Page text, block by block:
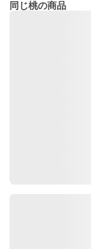
同じ桃の商品